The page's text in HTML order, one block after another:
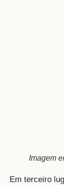
Imagem
Em terceiro